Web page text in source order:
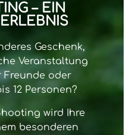
– EIN
Geschenk,
Veranstaltung
Freunde oder
12 Personen?
wird Ihre
besonderen